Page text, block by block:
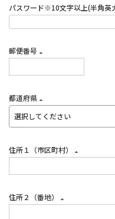
パスワード※10文字以上(半角英
郵便番号
都道府県
(必
住所１（市区町村）
住所２（番地）